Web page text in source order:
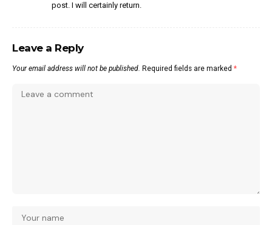
post. I will certainly return.
Leave a Reply
Your email address will not be published. Required fields are marked *